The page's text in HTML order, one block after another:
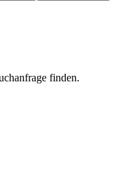
finden.